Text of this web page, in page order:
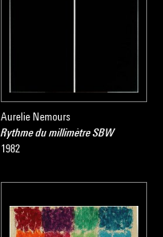
Aurelie Nemours
Rythme du millimètre SBW
1982